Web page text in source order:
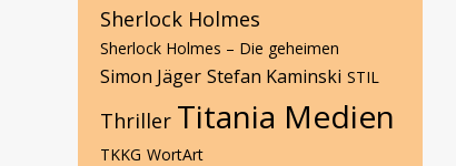
Sherlock Holmes
Sherlock Holmes – Die geheimen
Simon Jäger Stefan Kaminski STIL
Thriller Titania Medien
TKKG WortArt